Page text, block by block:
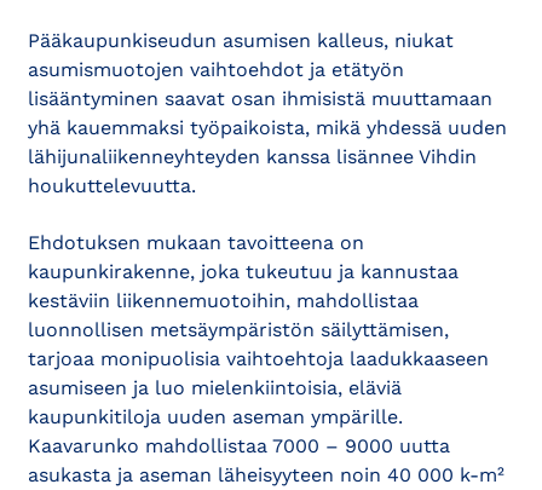
Pääkaupunkiseudun asumisen kalleus, niukat
asumismuotojen vaihtoehdot ja etätyön
lisääntyminen saavat osan ihmisistä muuttamaan
yhä kauemmaksi työpaikoista, mikä yhdessä uuden
lähijunaliikenneyhteyden kanssa lisännee Vihdin
houkuttelevuutta.
Ehdotuksen mukaan tavoitteena on
kaupunkirakenne, joka tukeutuu ja kannustaa
kestäviin liikennemuotoihin, mahdollistaa
luonnollisen metsäympäristön säilyttämisen,
tarjoaa monipuolisia vaihtoehtoja laadukkaaseen
asumiseen ja luo mielenkiintoisia, eläviä
kaupunkitiloja uuden aseman ympärille.
Kaavarunko mahdollistaa 7000 – 9000 uutta
asukasta ja aseman läheisyyteen noin 40 000 k-m²